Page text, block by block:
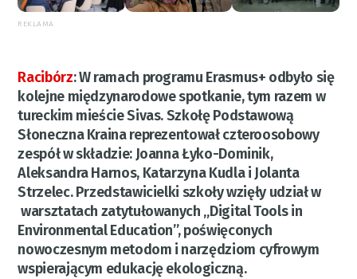
REKLAMA
Racibórz:W ramach programu Erasmus+ odbyło się
kolejne międzynarodowe spotkanie, tym razem w
tureckim mieście Sivas. Szkołę Podstawową
Słoneczna Kraina reprezentował czteroosobowy
zespół w składzie: Joanna Łyko-Dominik,
Aleksandra Harnos, Katarzyna Kudla i Jolanta
Strzelec. Przedstawicielki szkoły wzięły udział w
warsztatach zatytułowanych „Digital Tools in
Environmental Education”, poświęconych
nowoczesnym metodom i narzędziom cyfrowym
wspierającym edukację ekologiczną.